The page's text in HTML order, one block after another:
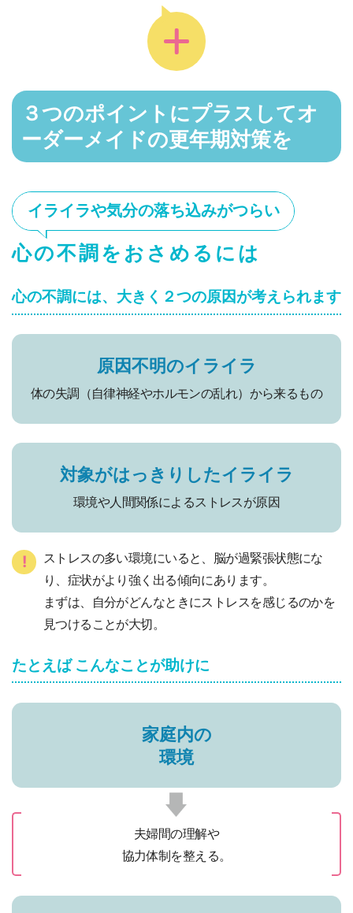
３つのポイントにプラスしてオ
ーダーメイドの更年期対策を
イライラや気分の落ち込みがつらい
心の不調をおさめるには
心の不調には、大きく２つの原因が考えられます
原因不明のイライラ
体の失調（自律神経やホルモンの乱れ）から来るもの
対象がはっきりしたイライラ
環境や人間関係によるストレスが原因
!
ストレスの多い環境にいると、脳が過緊張状態にな
り、症状がより強く出る傾向にあります。
まずは、自分がどんなときにストレスを感じるのかを
見つけることが大切。
たとえば こんなことが助けに
家庭内の
環境
夫婦間の理解や
協力体制を整える。